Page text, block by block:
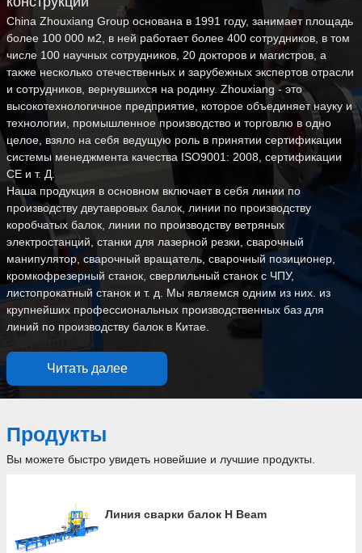
China Zhouxiang Group основана в 1991 году, занимает площадь
более 100 000 м2, в ней работает более 400 сотрудников, в том
числе 100 научных сотрудников, 20 докторов и магистров, а
также несколько отечественных и зарубежных экспертов отрасли
и сотрудников, вернувшихся на родину. Zhouxiang - это
высокотехнологичное предприятие, которое объединяет науку и
технологии, промышленное производство и торговлю в одно
целое, взяло на себя ведущую роль в принятии сертификации
системы менеджмента качества ISO9001: 2008, сертификации
CE и т. Д.
Наша продукция в основном включает в себя линии по
производству двутавровых балок, линии по производству
коробчатых балок, линии по производству ветряных
электростанций, станки для лазерной резки, сварочный
манипулятор, сварочный вращатель, сварочный позиционер,
кромкофрезерный станок, сверлильный станок с ЧПУ,
листопрокатный станок и т. д. Мы являемся одним из них. из
крупнейших профессиональных производственных баз для
линий по производству балок в Китае.
Читать далее
Продукты
Вы можете быстро увидеть новейшие и лучшие продукты.
Линия сварки балок H Beam